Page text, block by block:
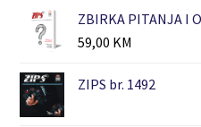
ZBIRKA PITANJA I
59,00 KM
ZIPS br. 1492